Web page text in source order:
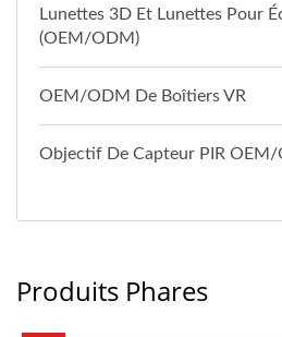
Lunettes 3D Et Lunettes Pour
(OEM/ODM)
OEM/ODM De Boîtiers VR
Objectif De Capteur PIR OEM/
Produits Phares